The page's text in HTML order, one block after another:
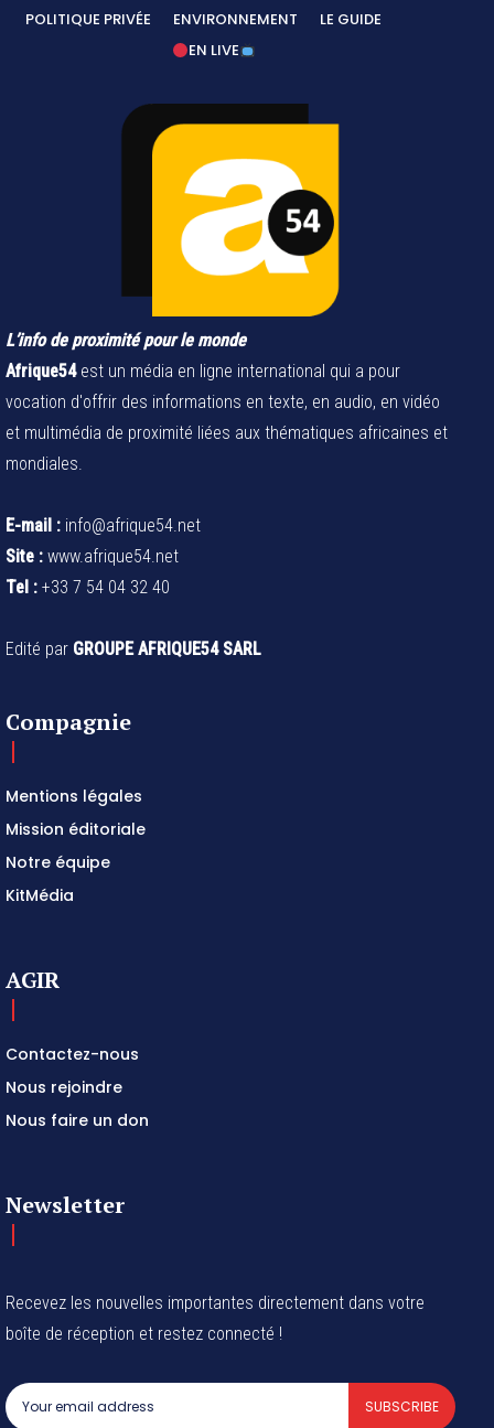
POLITIQUE PRIVÉE
ENVIRONNEMENT
LE GUIDE
EN LIVE
L’info de proximité pour le monde
Afrique54est un média en ligne international qui a pour
vocation d'offrir des informations en texte, en audio, en vidéo
et multimédia de proximité liées aux thématiques africaines et
mondiales.
E-mail : info@afrique54.net
Site : www.afrique54.net
Tel : +33 7 54 04 32 40
Edité par GROUPE AFRIQUE54 SARL
Compagnie
Mentions légales
Mission éditoriale
Notre équipe
KitMédia
AGIR
Contactez-nous
Nous rejoindre
Nous faire un don
Newsletter
Recevez les nouvelles importantes directement dans votre
boîte de réception et restez connecté !
SUBSCRIBE